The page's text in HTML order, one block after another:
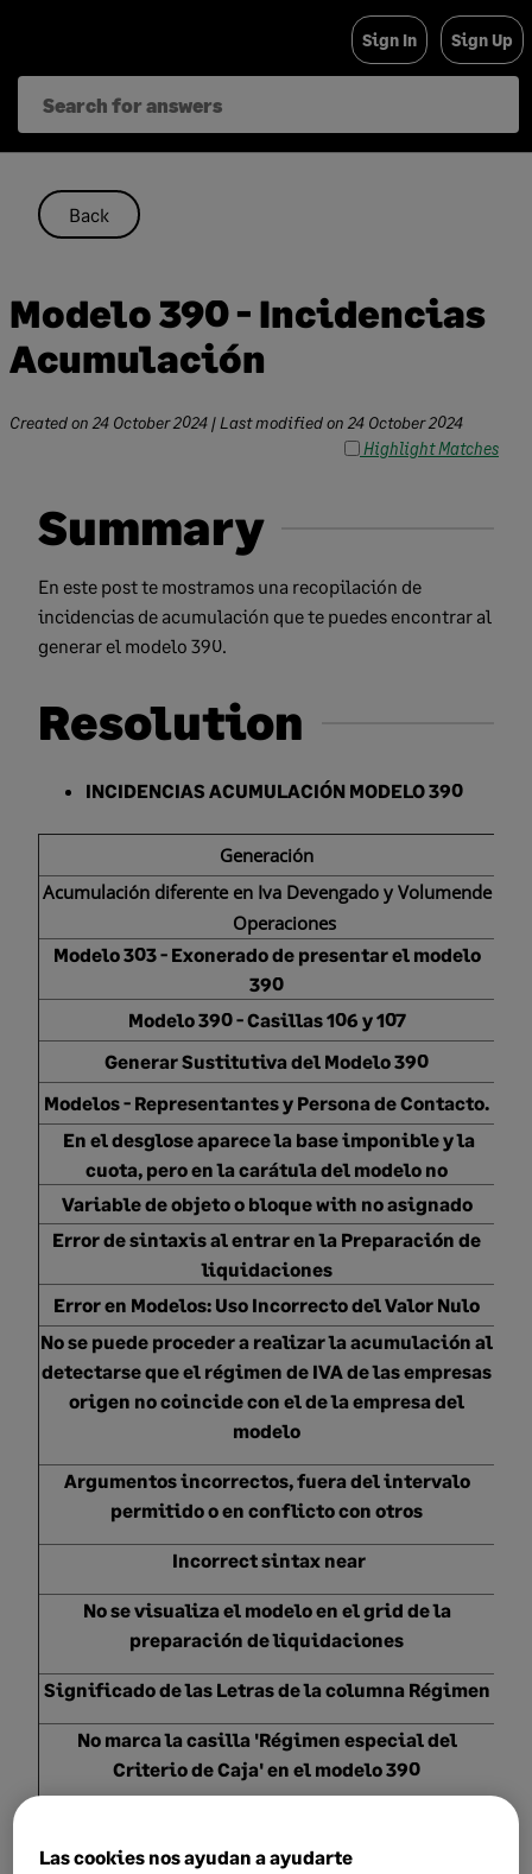
content
Sign In Sign Up
Back
Modelo 390 - Incidencias
Acumulación
Created on 24 October 2024 | Last modified on 24 October 2024
Highlight Matches
Summary
En este post te mostramos una recopilación de
incidencias de acumulación que te puedes encontrar al
generar el modelo 390.
Resolution
INCIDENCIAS ACUMULACIÓN MODELO 390
Generación
Acumulación diferente en Iva Devengado y Volumende
Operaciones
Modelo 303 - Exonerado de presentar el modelo
390
Modelo 390 - Casillas 106 y 107
Generar Sustitutiva del Modelo 390
Modelos - Representantes y Persona de Contacto.
En el desglose aparece la base imponible y la
cuota, pero en la carátula del modelo no
Variable de objeto o bloque with no asignado
Error de sintaxis al entrar en la Preparación de
liquidaciones
Error en Modelos: Uso Incorrecto del Valor Nulo
No se puede proceder a realizar la acumulación al
detectarse que el régimen de IVA de las empresas
origen no coincide con el de la empresa del
modelo
Argumentos incorrectos, fuera del intervalo
permitido o en conflicto con otros
Incorrect sintax near
No se visualiza el modelo en el grid de la
preparación de liquidaciones
Significado de las Letras de la columna Régimen
No marca la casilla 'Régimen especial del
Criterio de Caja' en el modelo 390
Las cookies nos ayudan a ayudarte